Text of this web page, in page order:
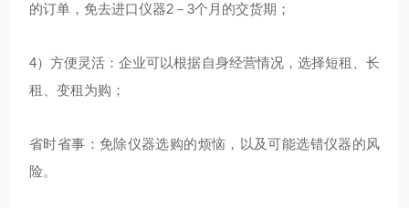
的订单，免去进口仪器2－3个月的交货期；
4）方便灵活：企业可以根据自身经营情况，选择短租、长
租、变租为购；
省时省事：免除仪器选购的烦恼，以及可能选错仪器的风
险。